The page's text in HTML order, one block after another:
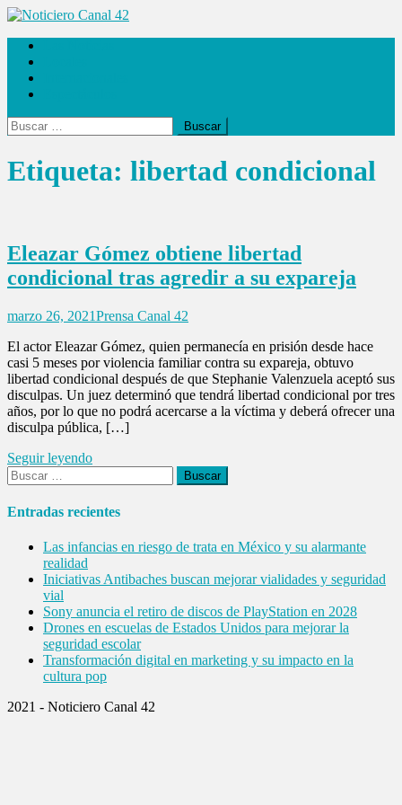
Saltar
contenido
Noticiero Canal 42
Buscar:
Etiqueta: libertad condicional
Eleazar Gómez obtiene libertad
condicional tras agredir a su expareja
marzo 26, 2021Prensa Canal 42
El actor Eleazar Gómez, quien permanecía en prisión desde hace
casi 5 meses por violencia familiar contra su expareja, obtuvo
libertad condicional después de que Stephanie Valenzuela aceptó sus
disculpas. Un juez determinó que tendrá libertad condicional por tres
años, por lo que no podrá acercarse a la víctima y deberá ofrecer una
disculpa pública, […]
Seguir leyendo
Buscar:
Entradas recientes
Las infancias en riesgo de trata en México y su alarmante
realidad
Iniciativas Antibaches buscan mejorar vialidades y seguridad
vial
Sony anuncia el retiro de discos de PlayStation en 2028
Drones en escuelas de Estados Unidos para mejorar la
seguridad escolar
Transformación digital en marketing y su impacto en la
cultura pop
2021 - Noticiero Canal 42